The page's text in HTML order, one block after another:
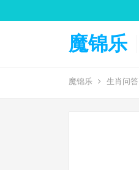
魔锦乐
魔锦乐 生肖问答